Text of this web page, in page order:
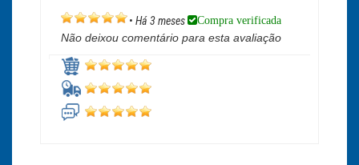
• Há 3 meses Compra verificada
Não deixou comentário para esta avaliação